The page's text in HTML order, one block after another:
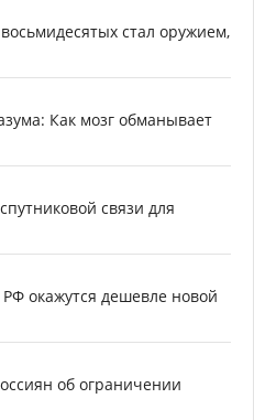
стал оружием,
Как мозг обманывает
связи для
окажутся дешевле новой
об ограничении